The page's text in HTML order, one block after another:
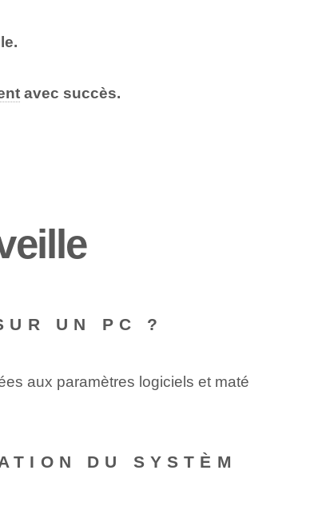
avec succès.
UN PC ?
aux ⁢paramètres logiciels et maté
DU SYSTÈM